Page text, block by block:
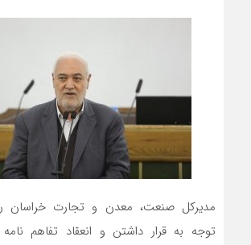
مدیرکل صنعت، معدن و تجارت خراسان
توجه به قرار داشتن و انعقاد تفاهم